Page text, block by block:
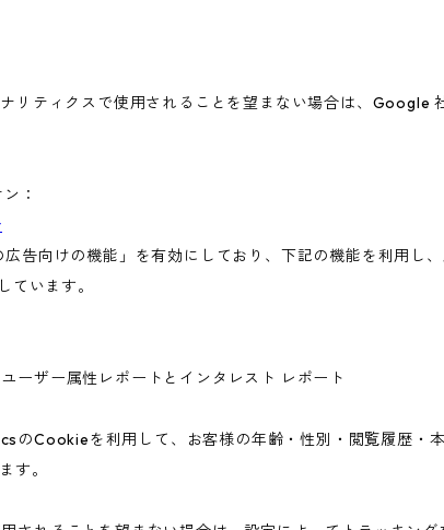
リティクスで使用されることを望まない場合は、Google
：
告向けの機能」を有効にしており、下記の機能を利用し
います。
ザー属性レポートとインタレスト レポート
のCookieを利用して、お客様の年齢・性別・閲覧履歴・
す。